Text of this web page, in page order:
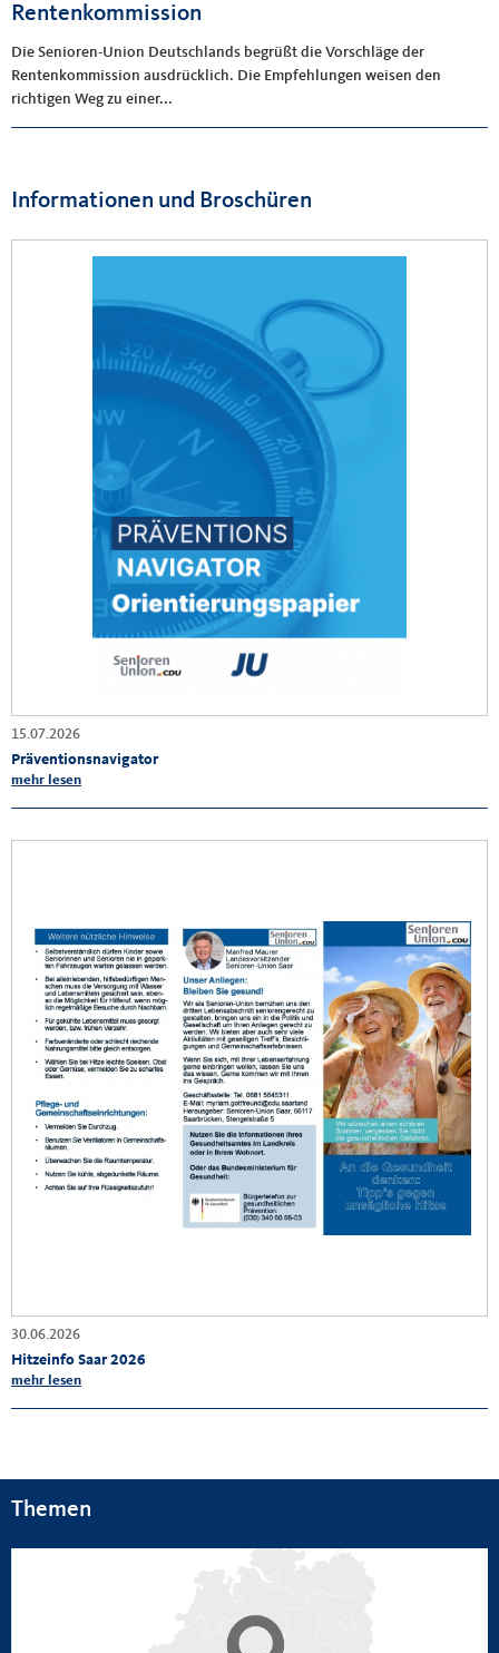
Rentenkommission
Die Senioren-Union Deutschlands begrüßt die Vorschläge der
Rentenkommission ausdrücklich. Die Empfehlungen weisen den
richtigen Weg zu einer...
Informationen und Broschüren
15.07.2026
Präventionsnavigator
mehr lesen
30.06.2026
Hitzeinfo Saar 2026
mehr lesen
Themen